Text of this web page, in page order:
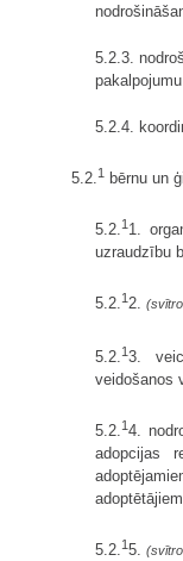
5.2.3.
5.2.4.
5.2. 1 bērnu un
5.2.1 1.
uzraudzību
5.2.1 2.
5.2. 13.
veidošanos
5.2.14.
adopcijas
5.2.15.